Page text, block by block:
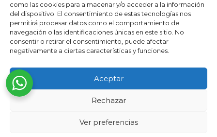
como las cookies para almacenar y/o acceder a la información
del dispositivo. El consentimiento de estas tecnologías nos
permitirá procesar datos como el comportamiento de
navegación o las identificaciones únicas en este sitio. No
consentir o retirar el consentimiento, puede afectar
negativamente a ciertas características y funciones.
Aceptar
Rechazar
Ver preferencias
★★★★★
La verdad es que fue una compra muy económica, la
día. ¡Estoy muy satisfecha con la atención al cliente y el
servicio!
Desarrollado por